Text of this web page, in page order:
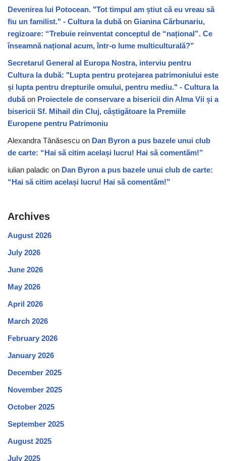
Devenirea lui Potocean. "Tot timpul am știut că eu vreau să
fiu un familist." - Cultura la dubăon Gianina Cărbunariu,
regizoare: “Trebuie reinventat conceptul de “național”. Ce
înseamnă național acum, într-o lume multiculturală?”
Secretarul General al Europa Nostra, interviu pentru
Cultura la dubă: "Lupta pentru protejarea patrimoniului este
și lupta pentru drepturile omului, pentru mediu." - Cultura la
dubăon Proiectele de conservare a bisericii din Alma Vii și a
bisericii Sf. Mihail din Cluj, câștigătoare la Premiile
Europene pentru Patrimoniu
Alexandra Tănăsescu on Dan Byron a pus bazele unui club
de carte: “Hai să citim același lucru! Hai să comentăm!”
iulian paladic on Dan Byron a pus bazele unui club de carte:
“Hai să citim același lucru! Hai să comentăm!”
Archives
August 2026
July 2026
June 2026
May 2026
April 2026
March 2026
February 2026
January 2026
December 2025
November 2025
October 2025
September 2025
August 2025
July 2025